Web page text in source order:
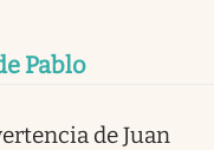
Pablo
de Juan